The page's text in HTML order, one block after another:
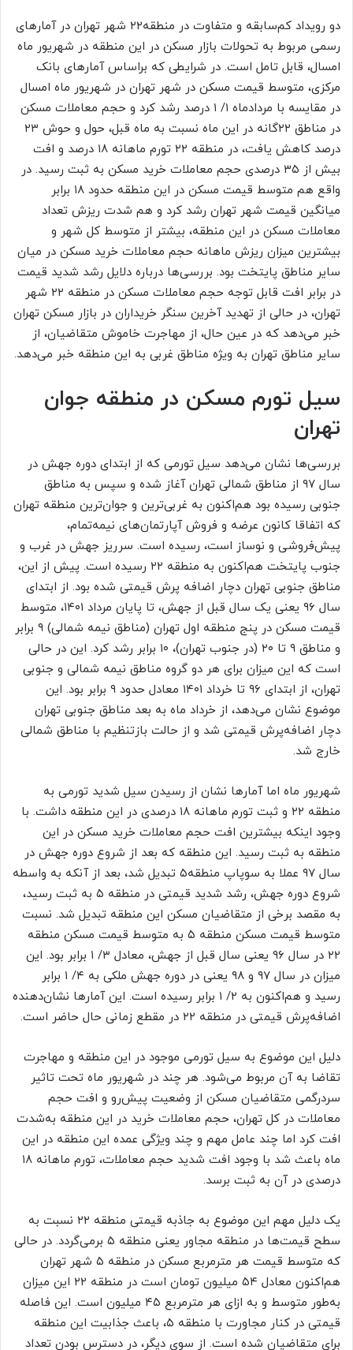
دو رویداد کم‌‌سابقه و متفاوت در منطقه۲۲ شهر تهران در آمارهای
رسمی مربوط به تحولات بازار مسکن در این منطقه در شهریور ماه
امسال، قابل تامل است. در شرایطی که براساس آمارهای بانک
مرکزی، متوسط قیمت مسکن در شهر تهران در شهریور ماه امسال
در مقایسه با مردادماه ۱/ ۱ درصد رشد کرد و حجم معاملات مسکن
در مناطق ۲۲‌گانه در این ماه نسبت به ماه قبل، حول و حوش ۲۳
درصد کاهش یافت، در منطقه ۲۲ تورم ماهانه ۱۸ درصد و افت
بیش از ۳۵ درصدی حجم معاملات خرید مسکن به ثبت رسید. در
واقع هم متوسط قیمت مسکن در این منطقه حدود ۱۸ برابر
میانگین قیمت شهر تهران رشد کرد و هم شدت ریزش تعداد
معاملات مسکن در این منطقه، بیشتر از متوسط کل شهر و
بیشترین میزان ریزش ماهانه حجم معاملات خرید مسکن در میان
سایر مناطق پایتخت بود. بررسی‌‌ها درباره دلایل رشد شدید قیمت
در برابر افت قابل توجه حجم معاملات مسکن در منطقه ۲۲ شهر
تهران، در حالی از تهدید آخرین سنگر خریداران در بازار مسکن تهران
خبر می‌دهد که در عین حال، از مهاجرت خاموش متقاضیان، از
سایر مناطق تهران به ویژه مناطق غربی به این منطقه خبر می‌دهد.
سیل تورم مسکن در منطقه جوان
تهران
بررسی‌‌ها نشان می‌دهد سیل تورمی که از ابتدای دوره جهش در
سال ۹۷ از مناطق شمالی تهران آغاز شده و سپس به مناطق
جنوبی رسیده بود هم‌‌اکنون به غربی‌‌ترین و جوان‌‌ترین منطقه تهران
که اتفاقا کانون عرضه و فروش آپارتمان‌‌های نیمه‌‌تمام،
پیش‌‌فروشی و نوساز است، رسیده است. سرریز جهش در غرب و
جنوب پایتخت هم‌‌اکنون به منطقه ۲۲ رسیده است. پیش از این،
مناطق جنوبی تهران دچار اضافه پرش قیمتی شده بود. از ابتدای
سال ۹۶ یعنی یک سال قبل از جهش، تا پایان مرداد ۱۴۰۱، متوسط
قیمت مسکن در پنج منطقه اول تهران (مناطق نیمه شمالی) ۹ برابر
و مناطق ۹ تا ۲۰ (در جنوب تهران)، ۱۰ برابر رشد کرد. این در حالی
است که این میزان برای هر دو گروه مناطق نیمه شمالی و جنوبی
تهران، از ابتدای ۹۶ تا خرداد ۱۴۰۱ معادل حدود ۹ برابر بود. این
موضوع نشان می‌دهد، از خرداد ماه به بعد مناطق جنوبی تهران
دچار اضافه‌‌پرش قیمتی شد و از حالت بازتنظیم با مناطق شمالی
خارج شد.
شهریور ماه اما آمارها نشان از رسیدن سیل شدید تورمی به
منطقه ۲۲ و ثبت تورم ماهانه ۱۸ درصدی در این منطقه داشت. با
وجود اینکه بیشترین افت حجم معاملات خرید مسکن در این
منطقه به ثبت رسید. این منطقه که بعد از شروع دوره جهش در
سال ۹۷ عملا به سوپاپ منطقه۵ تبدیل شد، بعد از آنکه به واسطه
شروع دوره جهش، رشد شدید قیمتی در منطقه ۵ به ثبت رسید،
به مقصد برخی از متقاضیان مسکن این منطقه تبدیل شد. نسبت
متوسط قیمت مسکن منطقه ۵ به متوسط قیمت مسکن منطقه
۲۲ در سال ۹۶ یعنی سال قبل از جهش، معادل ۳/ ۱ برابر بود. این
میزان در سال ۹۷ و ۹۸ یعنی در دوره جهش ملکی به ۴/ ۱ برابر
رسید و هم‌‌اکنون به ۲/ ۱ برابر رسیده است. این آمارها نشان‌دهنده
اضافه‌‌پرش قیمتی در منطقه ۲۲ در مقطع زمانی حال حاضر است.
دلیل این موضوع به سیل تورمی موجود در این منطقه و مهاجرت
تقاضا به آن مربوط می‌شود. هر چند در شهریور ماه تحت تاثیر
سردرگمی متقاضیان مسکن از وضعیت پیش‌‌رو و افت حجم
معاملات در کل تهران، حجم معاملات خرید در این منطقه به‌شدت
افت کرد اما چند عامل مهم و چند ویژگی عمده این منطقه در این
ماه باعث شد با وجود افت شدید حجم معاملات، تورم ماهانه ۱۸
درصدی در آن به ثبت برسد.
یک دلیل مهم این موضوع به جاذبه قیمتی منطقه ۲۲ نسبت به
سطح قیمت‌‌ها در منطقه مجاور یعنی منطقه ۵ برمی‌‌گردد. در حالی
که متوسط قیمت هر مترمربع مسکن در منطقه ۵ شهر تهران
هم‌‌اکنون معادل ۵۴ میلیون تومان است در منطقه ۲۲ این میزان
به‌طور متوسط و به ازای هر مترمربع ۴۵ میلیون است. این فاصله
قیمتی در کنار مجاورت با منطقه ۵، باعث جذابیت این منطقه
برای متقاضیان شده است. از سوی دیگر، در دسترس بودن تعداد